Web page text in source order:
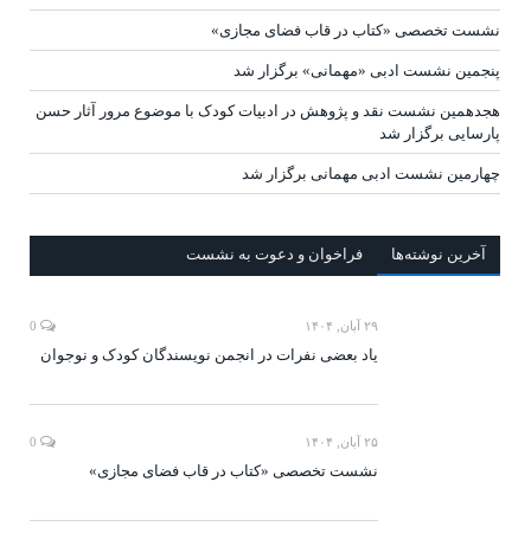
نشست تخصصی «کتاب در قاب فضای مجازی»
پنجمین نشست ادبی «مهمانی» برگزار شد
هجدهمین نشست نقد و پژوهش در ادبیات کودک با موضوع مرور آثار حسن
پارسایی برگزار شد
چهارمین نشست ادبی مهمانی برگزار شد
آخرين‌ نوشته‌ها فراخوان و دعوت به نشست
۲۹ آبان, ۱۴۰۴
یاد بعضی نفرات در انجمن نویسندگان کودک و نوجوان
۲۵ آبان, ۱۴۰۴
نشست تخصصی «کتاب در قاب فضای مجازی»